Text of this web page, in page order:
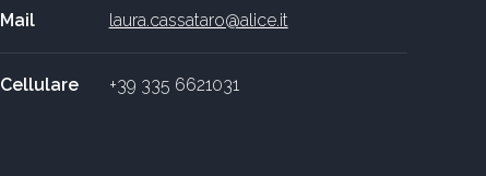
Mail laura.cassataro@alice.it
Cellulare +39 335 6621031